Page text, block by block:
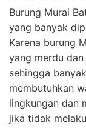
Burung Murai
yang banyak
Karena burung
yang merdu
sehingga
membutuhkan
lingkungan dan
jika tidak